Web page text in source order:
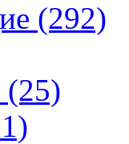
(292)
(25)